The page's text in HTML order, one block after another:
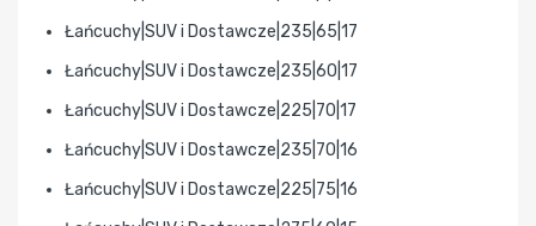
Łańcuchy|SUV i Dostawcze|235|65|17
Łańcuchy|SUV i Dostawcze|235|60|17
Łańcuchy|SUV i Dostawcze|225|70|17
Łańcuchy|SUV i Dostawcze|235|70|16
Łańcuchy|SUV i Dostawcze|225|75|16